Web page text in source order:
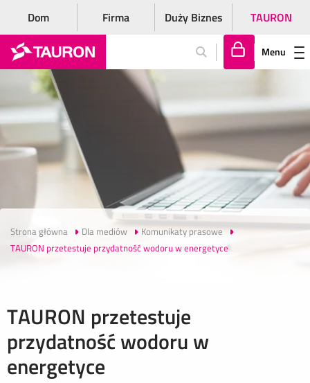
Dom Firma Duży Biznes TAURON
lo
gu
j
si
ę
Menu
Strona główna Dla mediów
Komunikaty prasowe
TAURON przetestuje przydatność wodoru w energetyce
TAURON przetestuje
przydatność wodoru w
energetyce